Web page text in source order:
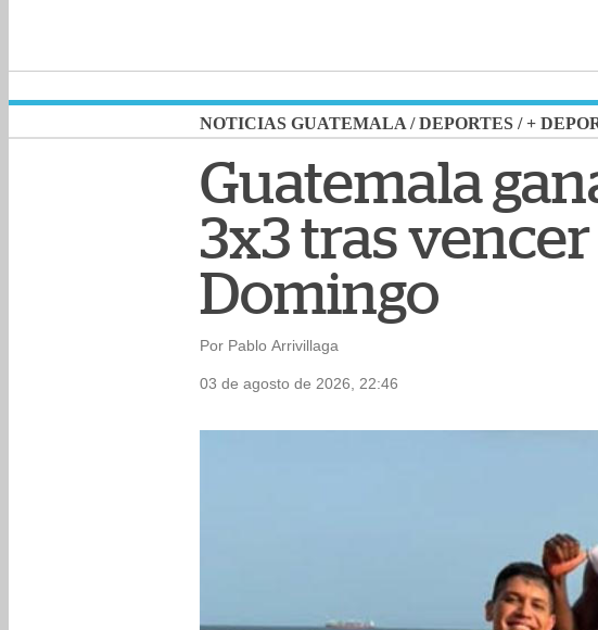
NOTICIAS GUATEMALA /DEPORTES /+
Guatemala
3x3 tras
Domingo
Por Pablo Arrivillaga
03 de agosto de 2026, 22:46